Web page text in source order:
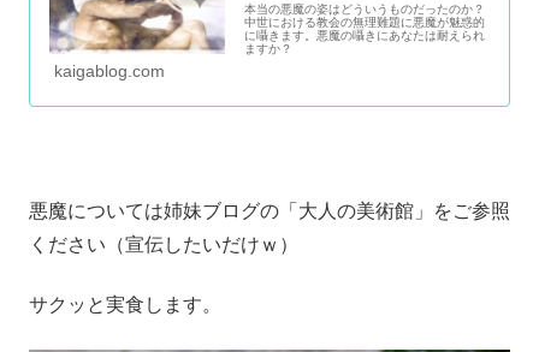
本当の悪魔の姿はどういうものだったのか？
中世における教会の無理難題に悪魔が魅惑的
に囁きます。悪魔の囁きにあなたは耐えられ
ますか？
kaigablog.com
悪魔については姉妹ブログの「大人の美術館」をご参照
ください（宣伝したいだけｗ）
サクッと実食します。